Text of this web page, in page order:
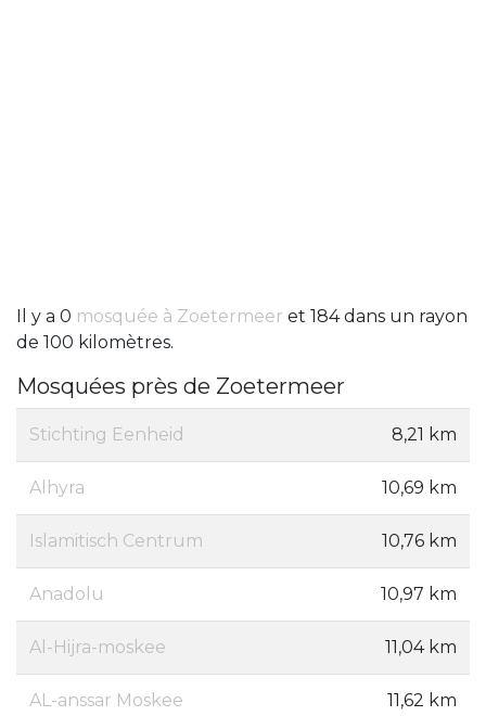
Il y a 0 mosquée à Zoetermeer et 184 dans un rayon
de 100 kilomètres.
Mosquées près de Zoetermeer
Stichting Eenheid 8,21 km
Alhyra 10,69 km
Islamitisch Centrum 10,76 km
Anadolu 10,97 km
Al-Hijra-moskee 11,04 km
AL-anssar Moskee 11,62 km